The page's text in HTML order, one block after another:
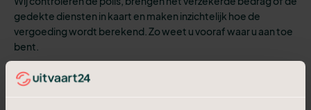
gedekte diensten in kaart en maken inzichtelijk hoe de
vergoeding wordt berekend. Zo weet u vooraf waar u aan toe
bent.
Reaal, onderdeel van Athora Netherlands, is een grote
aanbieder van uitvaartverzekeringen. Reaal beheert enkel